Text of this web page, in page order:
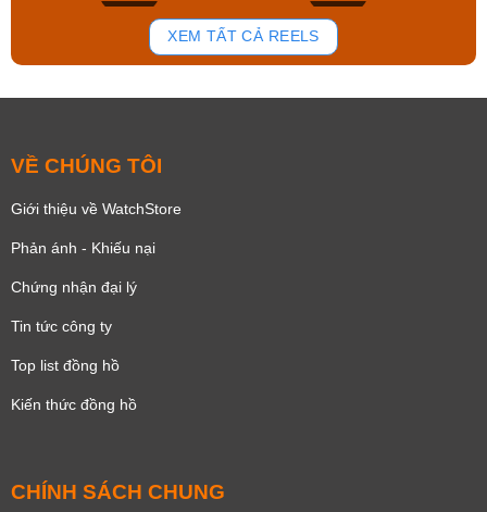
158
XEM TẤT CẢ REELS
VỀ CHÚNG TÔI
Giới thiệu về WatchStore
Phản ánh - Khiếu nại
Chứng nhận đại lý
Tin tức công ty
Top list đồng hồ
Kiến thức đồng hồ
CHÍNH SÁCH CHUNG